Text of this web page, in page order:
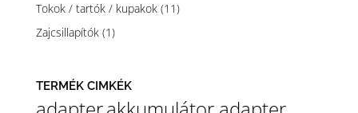
Tokok / tartók / kupakok (11)
Zajcsillapítók (1)
TERMÉK CIMKÉK